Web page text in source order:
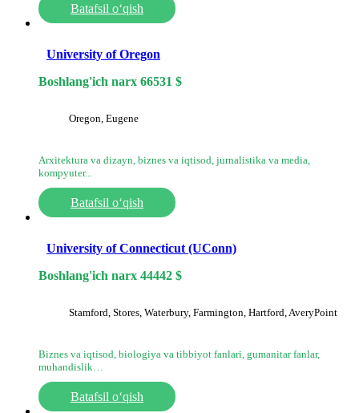
Batafsil o‘qish
University of Oregon
Boshlang'ich narx 66531 $
Oregon, Eugene
Arxitektura va dizayn, biznes va iqtisod, jurnalistika va media,
kompyuter...
Batafsil o‘qish
University of Connecticut (UConn)
Boshlang'ich narx 44442 $
Stamford, Stores, Waterbury, Farmington, Hartford, AveryPoint
Biznes va iqtisod, biologiya va tibbiyot fanlari, gumanitar fanlar,
muhandislik…
Batafsil o‘qish